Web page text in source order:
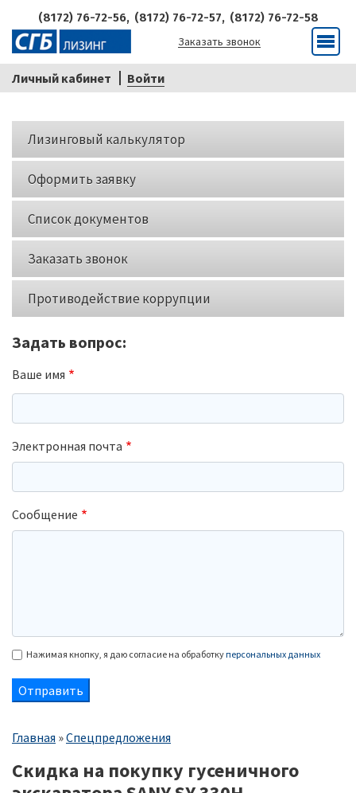
(8172) 76-72-56, (8172) 76-72-57, (8172) 76-72-58
Заказать звонок
Личный кабинет Войти
Меню
Кнопки
слева
Лизинговый калькулятор
Оформить заявку
Список документов
Заказать звонок
Противодействие коррупции
Задать вопрос:
Ваше имя
Электронная почта
Сообщение
Нажимая кнопку, я даю согласие на обработкуперсональных данных
Строка
Главная Спецпредложения
Скидка на покупку гусеничного